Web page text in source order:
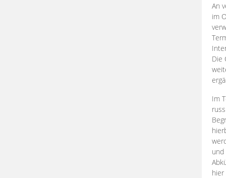
An
im
Die
Im
und